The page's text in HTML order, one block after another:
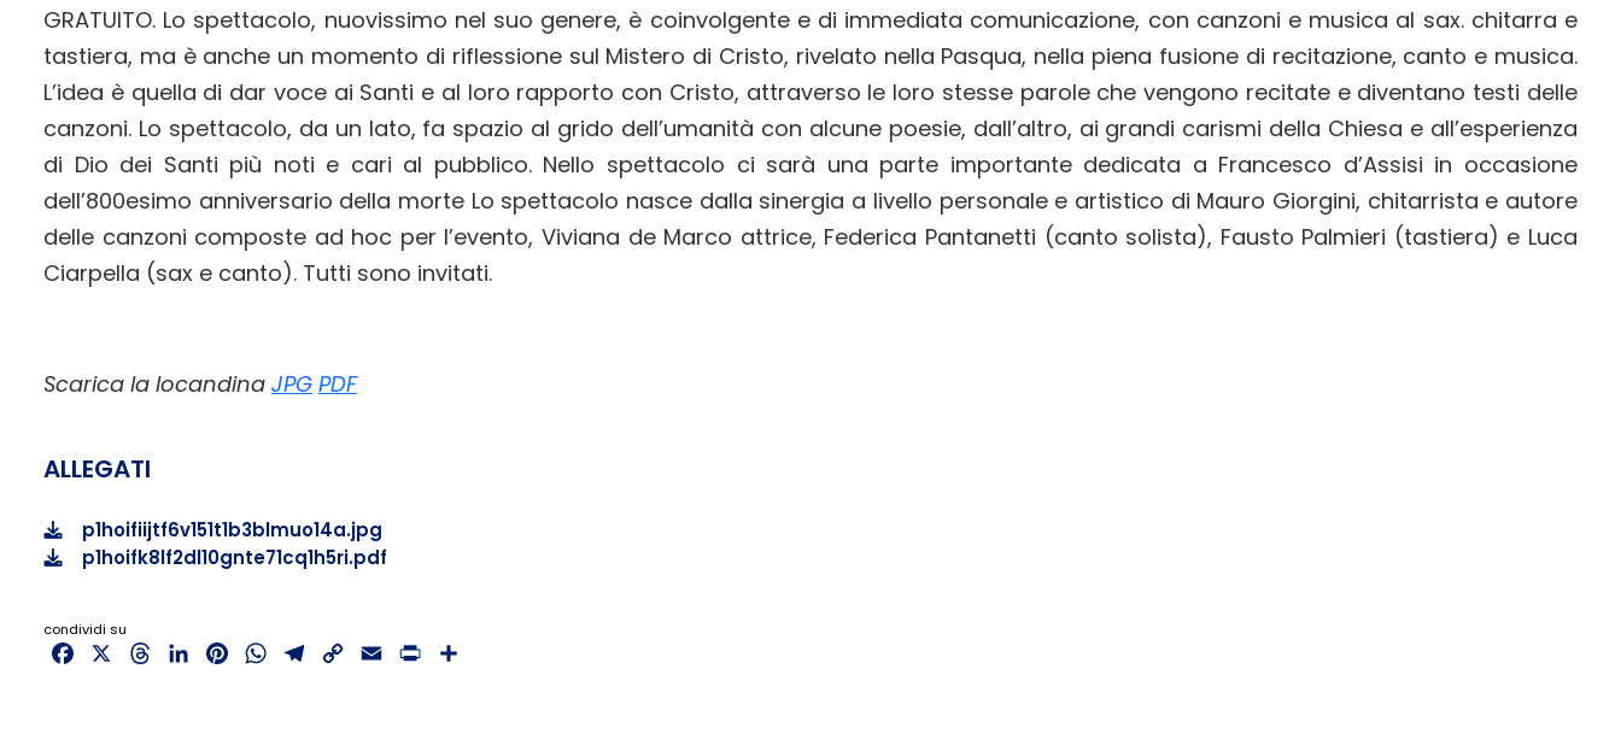
GRATUITO. Lo spettacolo, nuovissimo nel suo genere, è coinvolgente e di immediata comunicazione, con canzoni e musica al sax. chitarra e
tastiera, ma è anche un momento di riflessione sul Mistero di Cristo, rivelato nella Pasqua, nella piena fusione di recitazione, canto e musica.
L’idea è quella di dar voce ai Santi e al loro rapporto con Cristo, attraverso le loro stesse parole che vengono recitate e diventano testi delle
canzoni. Lo spettacolo, da un lato, fa spazio al grido dell’umanità con alcune poesie, dall’altro, ai grandi carismi della Chiesa e all’esperienza
di Dio dei Santi più noti e cari al pubblico. Nello spettacolo ci sarà una parte importante dedicata a Francesco d’Assisi in occasione
dell’800esimo anniversario della morte Lo spettacolo nasce dalla sinergia a livello personale e artistico di Mauro Giorgini, chitarrista e autore
delle canzoni composte ad hoc per l’evento, Viviana de Marco attrice, Federica Pantanetti (canto solista), Fausto Palmieri (tastiera) e Luca
Ciarpella (sax e canto). Tutti sono invitati.
Scarica la locandina JPG PDF
ALLEGATI
p1hoifiijtf6v151t1b3blmuo14a.jpg
p1hoifk8lf2dl10gnte71cq1h5ri.pdf
condividi su
FacebookThreadsLinkedInPinterestWhatsApp
Telegram
Copy Email Print